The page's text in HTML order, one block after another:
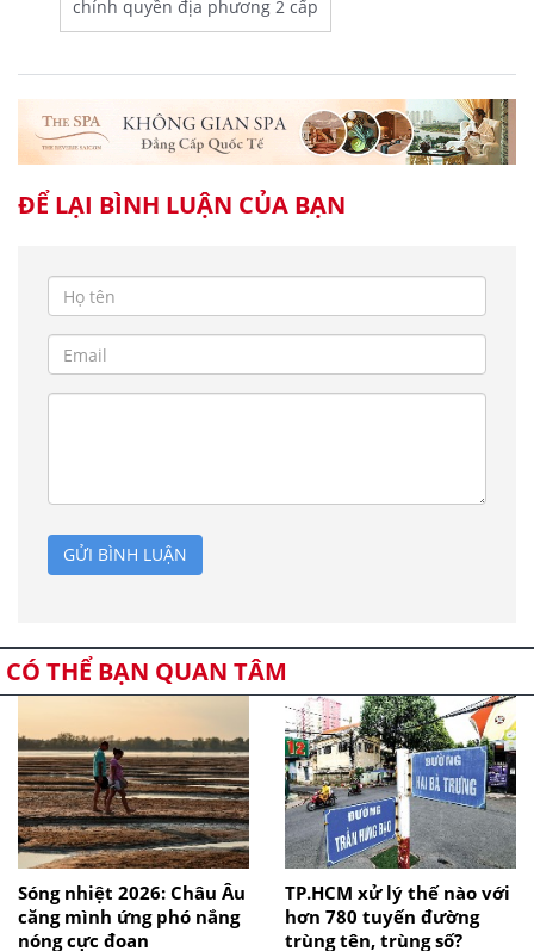
chính quyền địa phương 2 cấp
ĐỂ LẠI BÌNH LUẬN CỦA BẠN
GỬI BÌNH LUẬN
CÓ THỂ BẠN QUAN TÂM
Sóng nhiệt 2026: Châu Âu
căng mình ứng phó nắng
nóng cực đoan
TP.HCM xử lý thế nào với
hơn 780 tuyến đường
trùng tên, trùng số?